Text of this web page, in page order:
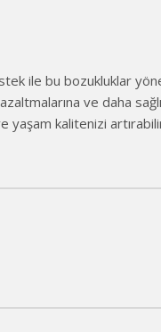
ile bu bozukluklar
ve daha
yaşam kalitenizi